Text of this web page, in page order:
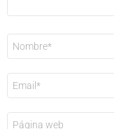
electrónico
*